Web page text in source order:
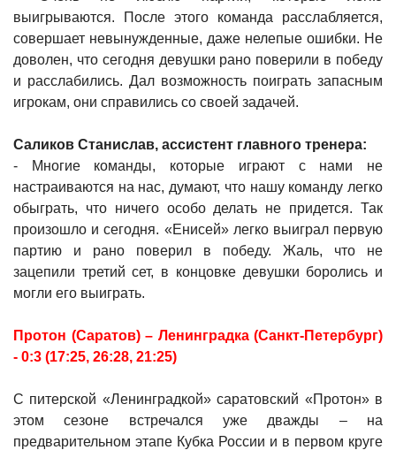
выигрываются. После этого команда расслабляется,
совершает невынужденные, даже нелепые ошибки. Не
доволен, что сегодня девушки рано поверили в победу
и расслабились. Дал возможность поиграть запасным
игрокам, они справились со своей задачей.
Саликов Станислав, ассистент главного тренера:
- Многие команды, которые играют с нами не
настраиваются на нас, думают, что нашу команду легко
обыграть, что ничего особо делать не придется. Так
произошло и сегодня. «Енисей» легко выиграл первую
партию и рано поверил в победу. Жаль, что не
зацепили третий сет, в концовке девушки боролись и
могли его выиграть.
Протон (Саратов) – Ленинградка (Санкт-Петербург)
- 0:3 (17:25, 26:28, 21:25)
С питерской «Ленинградкой» саратовский «Протон» в
этом сезоне встречался уже дважды – на
предварительном этапе Кубка России и в первом круге